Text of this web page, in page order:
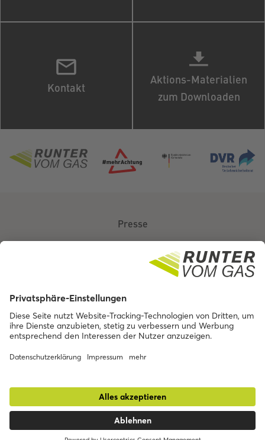
Kontakt
Aktions-Materialien
zum Downloaden
Presse
Barrierefreiheit
© BMV 2025